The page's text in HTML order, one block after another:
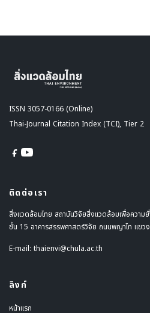
ISSN 3057-0166 (Online)
Thai-Journal Citation Index (TCI), Tier 2
ติดต่อเรา
สิ่งแวดล้อมไทย สถาบันวิจัยสิ่งแวดล้อมเพื่อควา
ชั้น 15 อาคารสรรพศาสตร์วิจัย ถนนพญาไท แขว
E-mail: thaienvi@chula.ac.th
ลิงก์
หน้าแรก